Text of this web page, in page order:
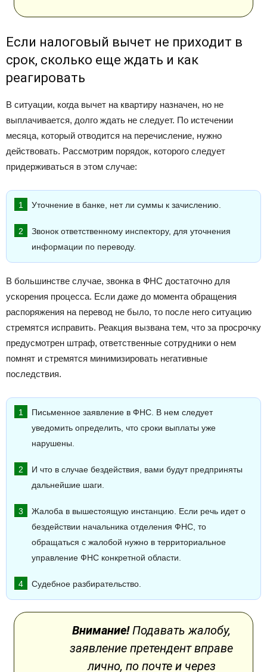
Если налоговый вычет не приходит в
срок, сколько еще ждать и как
реагировать
В ситуации, когда вычет на квартиру назначен, но не
выплачивается, долго ждать не следует. По истечении
месяца, который отводится на перечисление, нужно
действовать. Рассмотрим порядок, которого следует
придерживаться в этом случае:
Уточнение в банке, нет ли суммы к зачислению.
Звонок ответственному инспектору, для уточнения
информации по переводу.
В большинстве случае, звонка в ФНС достаточно для
ускорения процесса. Если даже до момента обращения
распоряжения на перевод не было, то после него ситуацию
стремятся исправить. Реакция вызвана тем, что за просрочку
предусмотрен штраф, ответственные сотрудники о нем
помнят и стремятся минимизировать негативные
последствия.
Письменное заявление в ФНС. В нем следует
уведомить определить, что сроки выплаты уже
нарушены.
И что в случае бездействия, вами будут предприняты
дальнейшие шаги.
Жалоба в вышестоящую инстанцию. Если речь идет о
бездействии начальника отделения ФНС, то
обращаться с жалобой нужно в территориальное
управление ФНС конкретной области.
Судебное разбирательство.
Внимание!Подавать жалобу,
заявление претендент вправе
лично, по почте и через